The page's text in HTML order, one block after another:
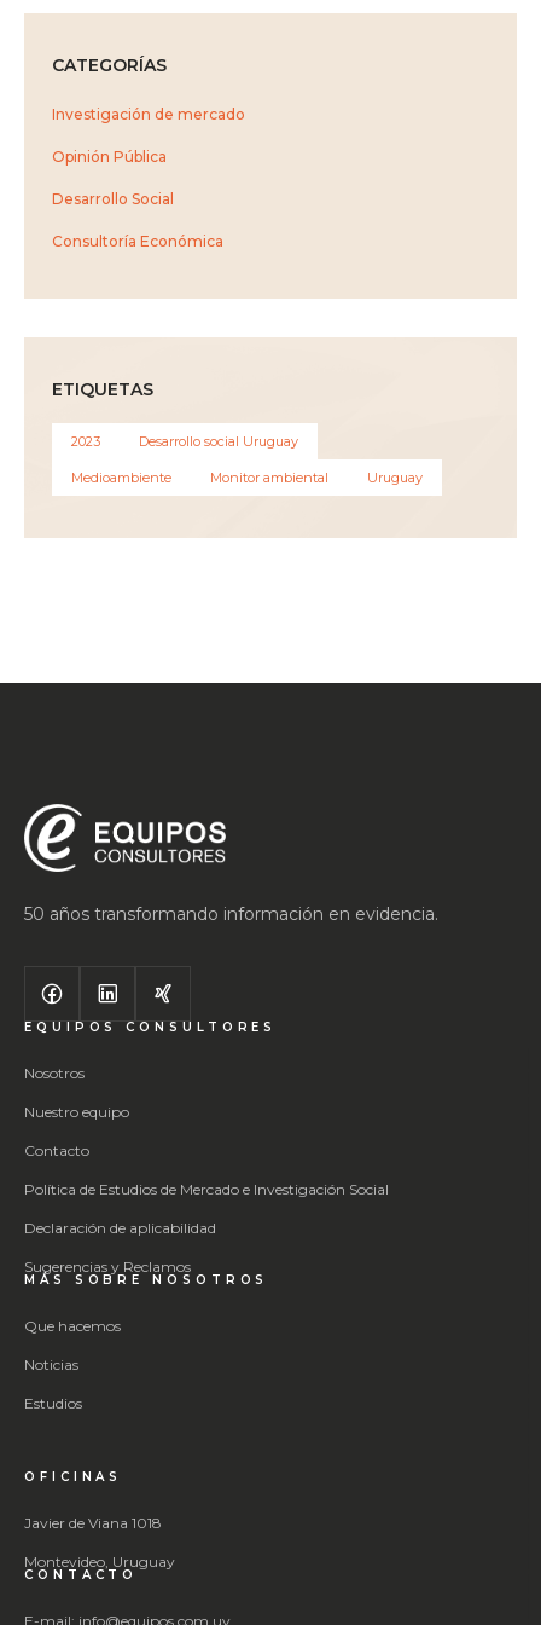
CATEGORÍAS
Investigación de mercado
Opinión Pública
Desarrollo Social
Consultoría Económica
ETIQUETAS
2023 Desarrollo social Uruguay
Medioambiente Monitor ambiental Uruguay
50 años transformando información en evidencia.
EQUIPOS CONSULTORES
Nosotros
Nuestro equipo
Contacto
Política de Estudios de Mercado e Investigación Social
Declaración de aplicabilidad
Sugerencias y Reclamos
MÁS SOBRE NOSOTROS
Que hacemos
Noticias
Estudios
OFICINAS
Javier de Viana 1018
Montevideo, Uruguay
CONTACTO
E-mail: info@equipos.com.uy